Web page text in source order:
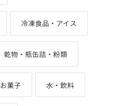
冷凍食品・アイス
乾物・瓶缶詰・粉類
お菓子 水・飲料